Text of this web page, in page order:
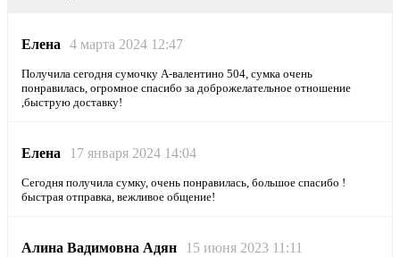
Елена 4 марта 2024 12:47
Получила сегодня сумочку А-валентино 504, сумка очень
понравилась, огромное спасибо за доброжелательное отношение
,быструю доставку!
Елена 17 января 2024 14:04
Сегодня получила сумку, очень понравилась, большое спасибо !
быстрая отправка, вежливое общение!
Алина Вадимовна Адян 15 июня 2023 11:11